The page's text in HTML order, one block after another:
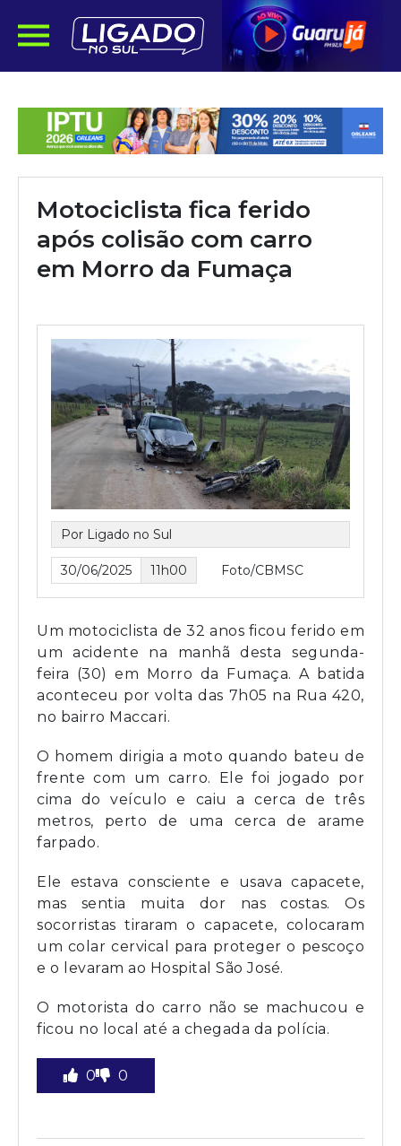
Motociclista fica ferido
após colisão com carro
em Morro da Fumaça
Por Ligado no Sul
30/06/2025 11h00 Foto/CBMSC
Um motociclista de 32 anos ficou ferido em
um acidente na manhã desta segunda-
feira (30) em Morro da Fumaça. A batida
aconteceu por volta das 7h05 na Rua 420,
no bairro Maccari.
O homem dirigia a moto quando bateu de
frente com um carro. Ele foi jogado por
cima do veículo e caiu a cerca de três
metros, perto de uma cerca de arame
farpado.
Ele estava consciente e usava capacete,
mas sentia muita dor nas costas. Os
socorristas tiraram o capacete, colocaram
um colar cervical para proteger o pescoço
e o levaram ao Hospital São José.
O motorista do carro não se machucou e
ficou no local até a chegada da polícia.
0 0